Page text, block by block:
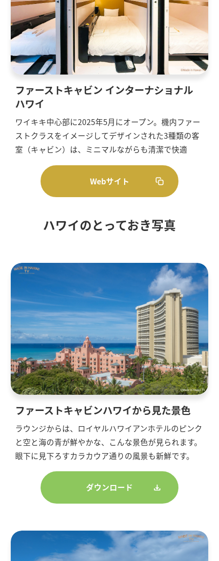
ファーストキャビン インターナショナル
ハワイ
ワイキキ中心部に2025年5月にオープン。機内ファー
ストクラスをイメージしてデザインされた3種類の客
室（キャビン）は、ミニマルながらも清潔で快適
Webサイト
ハワイのとっておき写真
ファーストキャビンハワイから見た景色
ラウンジからは、ロイヤルハワイアンホテルのピンク
と空と海の青が鮮やかな、こんな景色が見られます。
眼下に見下ろすカラカウア通りの風景も新鮮です。
ダウンロード